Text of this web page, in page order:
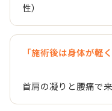
性）
「施術後は身体が軽
首肩の凝りと腰痛で